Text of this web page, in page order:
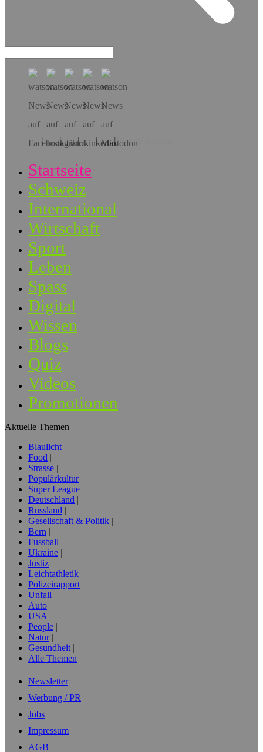
Hol dir die App!
Startseite
Schweiz
International
Wirtschaft
Sport
Leben
Spass
Digital
Wissen
Blogs
Quiz
Videos
Promotionen
Aktuelle Themen
Blaulicht
Food
Strasse
Populärkultur
Super League
Deutschland
Russland
Gesellschaft & Politik
Bern
Fussball
Ukraine
Justiz
Leichtathletik
Polizeirapport
Unfall
Auto
USA
People
Natur
Gesundheit
Alle Themen
Newsletter
Werbung / PR
Jobs
Impressum
AGB